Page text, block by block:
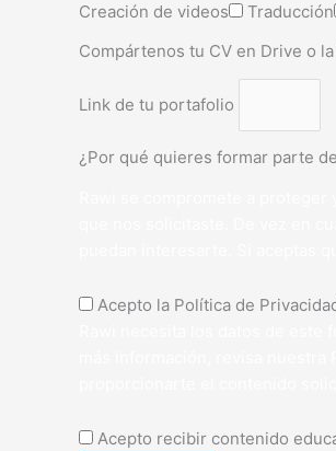
Creación de videos
Traducción
Compártenos tu CV en Drive o
Link de tu portafolio
¿Por qué quieres formar parte
Acepto la Política de
Acepto recibir contenido